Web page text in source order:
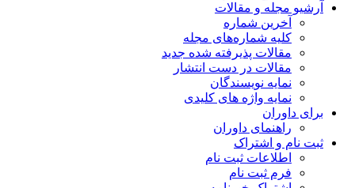
آرشیو مجله و مقالات
آخرین شماره
کلیه شماره‌های مجله
مقالات پذیرفته شده جدید
مقالات در دست انتشار
نمایه نویسندگان
نمایه واژه های کلیدی
برای داوران
راهنمای داوران
ثبت نام و اشتراک
اطلاعات ثبت نام
فرم ثبت نام